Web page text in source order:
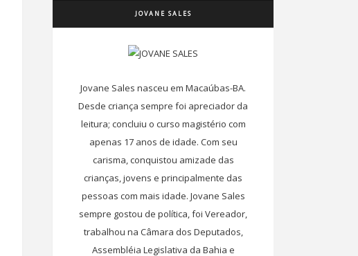
JOVANE SALES
Jovane Sales nasceu em Macaúbas-BA.
Desde criança sempre foi apreciador da
leitura; concluiu o curso magistério com
apenas 17 anos de idade. Com seu
carisma, conquistou amizade das
crianças, jovens e principalmente das
pessoas com mais idade. Jovane Sales
sempre gostou de política, foi Vereador,
trabalhou na Câmara dos Deputados,
Assembléia Legislativa da Bahia e